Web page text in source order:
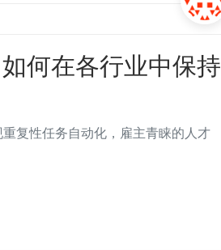
何在各行业中保持
复性任务自动化，雇主青睐的人才